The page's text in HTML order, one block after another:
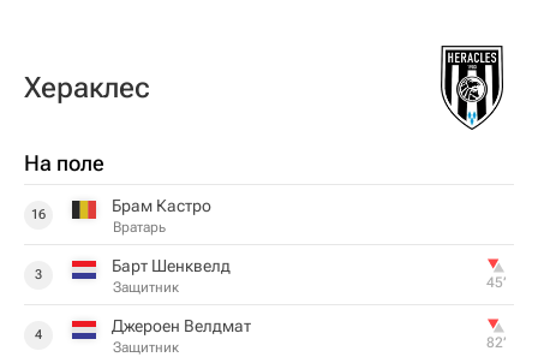
Хераклес
На поле
16 Брам Кастро
Вратарь
3 Барт Шенквелд
Защитник 45‎’‎
4 Джероен Велдмат
Защитник 82‎’‎